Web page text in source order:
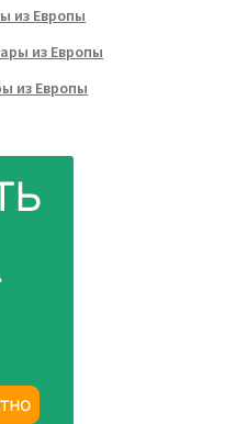
из Европы
из Европы
из Европы